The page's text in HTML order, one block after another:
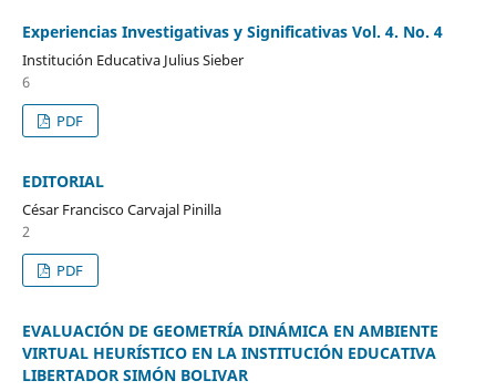
Experiencias Investigativas y Significativas Vol. 4. No. 4
Institución Educativa Julius Sieber
6
PDF
EDITORIAL
César Francisco Carvajal Pinilla
2
PDF
EVALUACIÓN DE GEOMETRÍA DINÁMICA EN AMBIENTE
VIRTUAL HEURÍSTICO EN LA INSTITUCIÓN EDUCATIVA
LIBERTADOR SIMÓN BOLIVAR